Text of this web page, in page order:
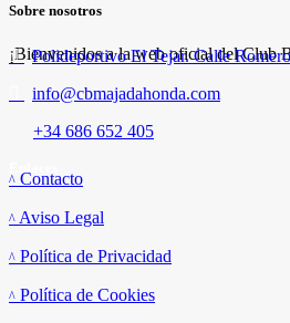
Sobre nosotros
¡Bienvenidos a la web oficial del Club
Polideportivo El Tejar. Calle
info@cbmajadahonda.com
+34 686 652 405
Contacto
Aviso Legal
Política de Privacidad
Política de Cookies